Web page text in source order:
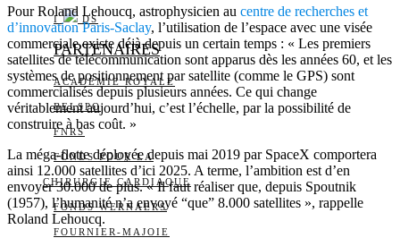
I DS
PARTENAIRES
ACADÉMIE ROYALE
BELSPO
FNRS
FONDS POUR LA
CHIRURGIE CARDIAQUE
FONDS WERNAERS
FOURNIER-MAJOIE
Pour Roland Lehoucq, astrophysicien au centre de recherches et
d’innovation Paris-Saclay, l’utilisation de l’espace avec une visée
commerciale existe déjà depuis un certain temps : « Les premiers
satellites de télécommunication sont apparus dès les années 60, et les
systèmes de positionnement par satellite (comme le GPS) sont
commercialisés depuis plusieurs années. Ce qui change
véritablement aujourd’hui, c’est l’échelle, par la possibilité de
construire à bas coût. »
La méga-flotte déployée depuis mai 2019 par SpaceX comportera
ainsi 12.000 satellites d’ici 2025. A terme, l’ambition est d’en
envoyer 30.000 de plus. « Il faut réaliser que, depuis Spoutnik
(1957), l’humanité n’a envoyé “que” 8.000 satellites », rappelle
Roland Lehoucq.